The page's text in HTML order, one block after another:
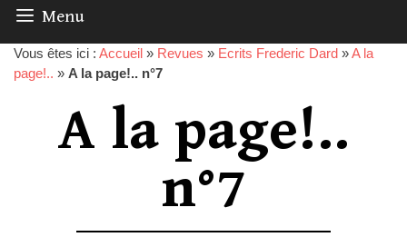
Menu
Vous êtes ici : Accueil » Revues » Ecrits Frederic Dard »A la
page!.. » A la page!.. n°7
A la page!..
n°7